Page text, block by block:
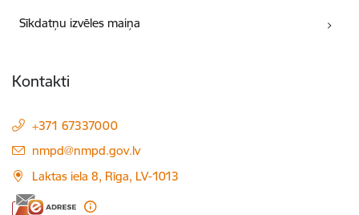
Sīkdatņu izvēles maiņa
Kontakti
+371 67337000
E-pasts:
nmpd@nmpd.gov.lv
Laktas iela 8, Rīga, LV-1013